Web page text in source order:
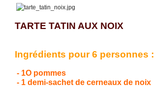
TARTE TATIN AUX NOIX
Ingrédients pour 6 personnes :
- 1O pommes
- 1 demi-sachet de cerneaux de noix